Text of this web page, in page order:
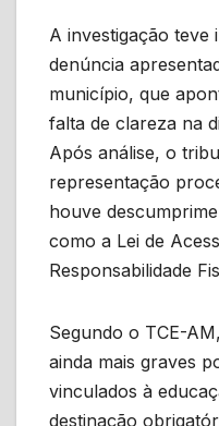
A investigação teve
denúncia
município, que
falta de clareza na
Após análise, o
representação
houve
como a Lei de
Responsabilidade
Segundo o TCE-
ainda mais graves
vinculados à
destinação